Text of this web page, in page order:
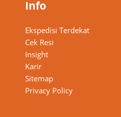
Info
Ekspedisi Terdekat
Cek Resi
Insight
Karir
Sitemap
Privacy Policy